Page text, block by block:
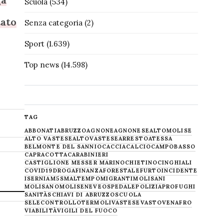
Senza categoria(2)
Sport(1.639)
Top news(14.598)
TAG
ABBONATIABRUZZOAGNONEAGNONESEALTOMOLISE
ALTO VASTESEALTOVASTESEARRESTOATESSA
BELMONTE DEL SANNIOCACCIACALCIOCAMPOBASSO
CAPRACOTTACARABINIERI
CASTIGLIONE MESSER MARINOCHIETINOCINGHIALI
COVID19DROGAFINANZAFORESTALEFURTOINCIDENTE
ISERNIAM5SMALTEMPOMIGRANTIMOLISANI
MOLISANOMOLISENEVE OSPEDALEPOLIZIAPROFUGHI
SANITÀSCHIAVI DI ABRUZZOSCUOLA
SELECONTROLLOTERMOLIVASTESE VASTOVENAFRO
VIABILITÀVIGILI DEL FUOCO